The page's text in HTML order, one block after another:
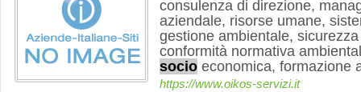
consulenza di direzione,
aziendale, risorse umane,
gestione ambientale,
conformità normativa
socio economica, formazione
https://www.oikos-servizi.it